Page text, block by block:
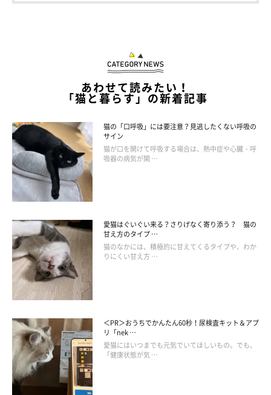
飼い主さんをなめる行動は、猫なりのコミュニケーションの一つ
と考えられています。普段通り元気で食欲にも変化がなければ、
特に問題がないことが多いでしょう。
ます。
① 落ち着かず何度もなめ続ける
② 元気や食欲に変化がある
このような変化がある場合には、体調や環境の変化が影響してい
あわせて読みたい！
「猫と暮らす」の新着記事
猫の「口呼吸」には要注意？見逃したくない呼吸の
サイン
猫が口を開けて呼吸する場合は、熱中症や心臓・呼
吸器の病気が関 …
愛猫はぐいぐい来る？さりげなく寄り添う？ 猫の
甘え方のタイプ …
猫のなかには、積極的に甘えてくるタイプや、わか
りにくい甘え方 …
＜PR＞おうちでかんたん60秒！尿検査キット＆アプ
リ「nek …
愛猫にはいつまでも元気でいてほしいもの。でも、
「健康状態が気 …